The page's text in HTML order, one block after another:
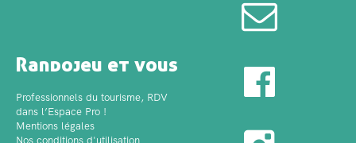
Randojeu et vous
Professionnels du tourisme, RDV
dans l’Espace Pro !
Mentions légales
Nos conditions d'utilisation